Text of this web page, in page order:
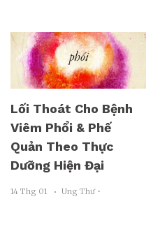
Lối Thoát Cho Bệnh
Viêm Phổi & Phế
Quản Theo Thực
Dưỡng Hiện Đại
14 Thg 01 Ung Thư ･